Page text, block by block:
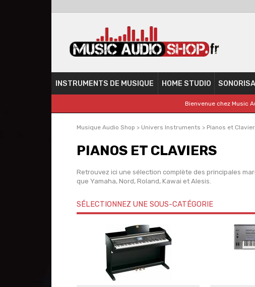
INSTRUMENTS DE MUSIQUE HOME STUDIO
Bienvenue chez Music
Musique Audio Shop > Univers Instruments > Pianos et
PIANOS ET CLAVIERS
Retrouvez ici une sélection complète des principales
que Yamaha, Nord, Roland, Kawai et Alesis.
SÉLECTIONNEZ UNE SOUS-CATÉGORIE